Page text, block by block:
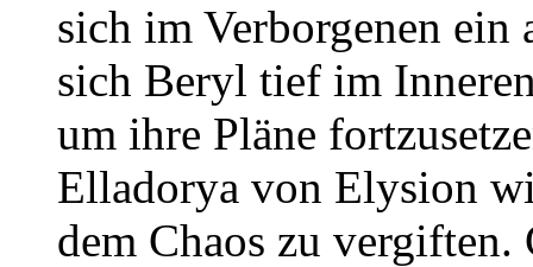
sich im Verborgenen ein
sich Beryl tief im
um ihre Pläne
Elladorya von Elysion
dem Chaos zu